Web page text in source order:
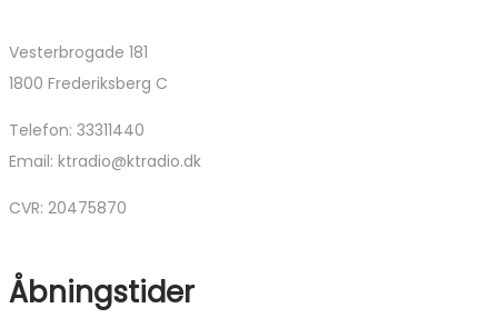
Vesterbrogade 181
1800 Frederiksberg C
Telefon: 33311440
Email: ktradio@ktradio.dk
CVR: 20475870
Åbningstider